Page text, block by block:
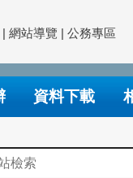
| 網站導覽 | 公務專區
資料下載